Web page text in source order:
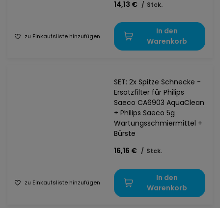
14,13 € / Stck.
zu Einkaufsliste hinzufügen
In den
Warenkorb
SET: 2x Spitze Schnecke -
Ersatzfilter für Philips
Saeco CA6903 AquaClean
+ Philips Saeco 5g
Wartungsschmiermittel +
Bürste
16,16 € / Stck.
zu Einkaufsliste hinzufügen
In den
Warenkorb